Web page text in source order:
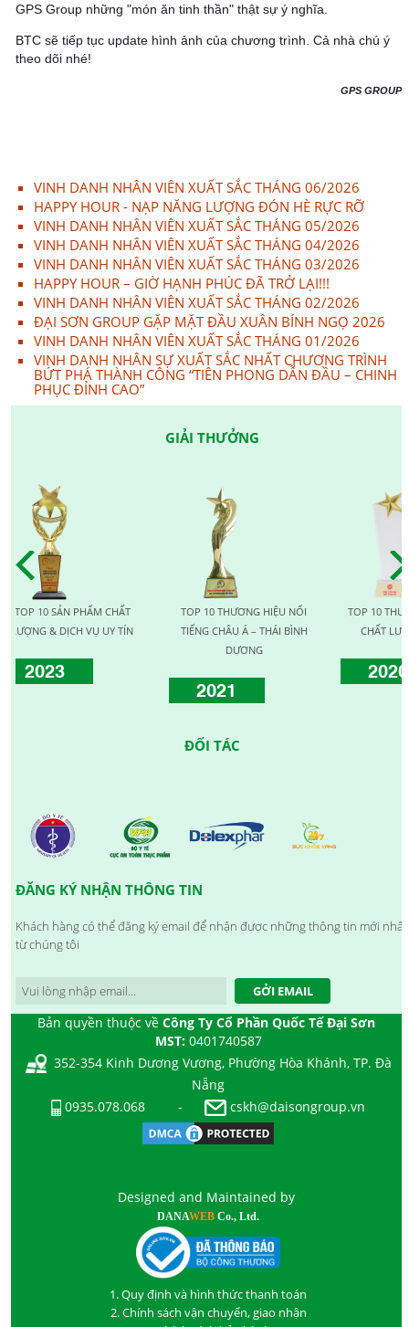
GPS Group những "món ăn tinh thần" thật sự ý nghĩa.
BTC sẽ tiếp tục update hình ảnh của chương trình. Cả nhà chú ý
theo dõi nhé!
GPS GROUP
VINH DANH NHÂN VIÊN XUẤT SẮC THÁNG 06/2026
HAPPY HOUR - NẠP NĂNG LƯỢNG ĐÓN HÈ RỰC RỠ
VINH DANH NHÂN VIÊN XUẤT SẮC THÁNG 05/2026
VINH DANH NHÂN VIÊN XUẤT SẮC THÁNG 04/2026
VINH DANH NHÂN VIÊN XUẤT SẮC THÁNG 03/2026
HAPPY HOUR – GIỜ HẠNH PHÚC ĐÃ TRỞ LẠI!!!
VINH DANH NHÂN VIÊN XUẤT SẮC THÁNG 02/2026
ĐẠI SƠN GROUP GẶP MẶT ĐẦU XUÂN BÍNH NGỌ 2026
VINH DANH NHÂN VIÊN XUẤT SẮC THÁNG 01/2026
VINH DANH NHÂN SỰ XUẤT SẮC NHẤT CHƯƠNG TRÌNH
BỨT PHÁ THÀNH CÔNG “TIÊN PHONG DẪN ĐẦU – CHINH
PHỤC ĐỈNH CAO”
GIẢI THƯỞNG
SẢN PHẨM CHẤT
& DỊCH VỤ UY TÍN
TOP 10 THƯƠNG HIỆU NỔI
TIẾNG CHÂU Á – THÁI BÌNH
TOP 10 THƯƠNG
CHẤT LƯỢNG
ĐỐI TÁC
ĐĂNG KÝ NHẬN THÔNG TIN
Khách hàng có thể đăng ký email để nhận được những thông tin mới nhất
từ chúng tôi
GỞI EMAIL
Bản quyền thuộc vềCông Ty Cổ Phần Quốc Tế Đại Sơn
MST: 0401740587
352-354 Kinh Dương Vương, Phường Hòa Khánh, TP. Đà
Nẵng
0935.078.068
- cskh@daisongroup.vn
Designed and Maintained by
DANAWEB Co., Ltd.
1. Quy định và hình thức thanh toán
2. Chính sách vận chuyển, giao nhận